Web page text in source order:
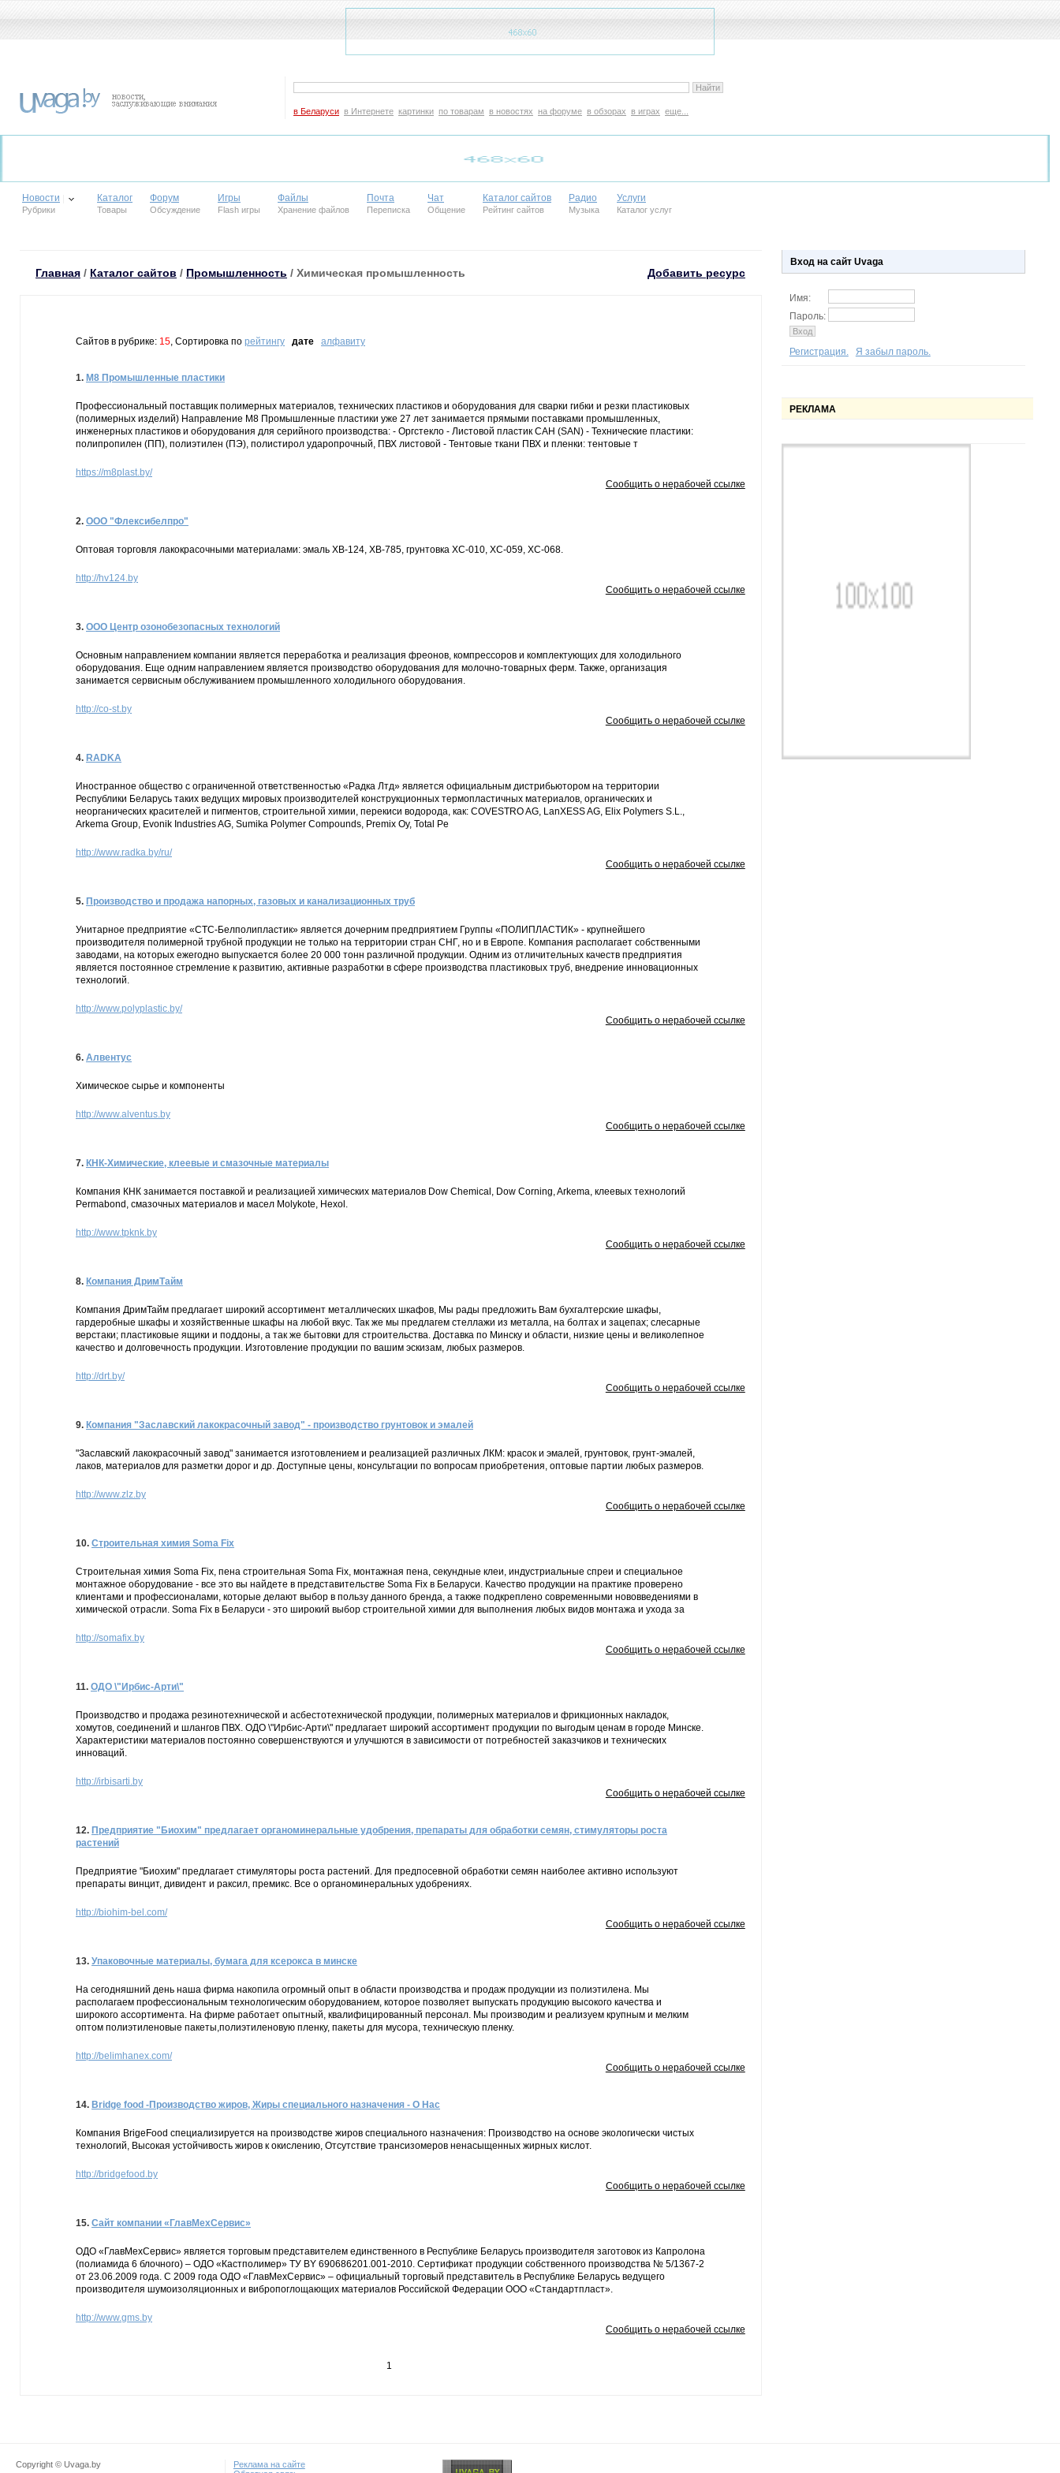
в Беларуси в Интернете картинки по товарам в новостях на форуме в обзорах в играх еще...
Новости
Рубрики
Каталог
Товары
Форум
Обсуждение
Игры
Flash игры
Файлы
Хранение файлов
Почта
Переписка
Чат
Общение
Каталог сайтов
Рейтинг сайтов
Радио
Музыка
Услуги
Каталог услуг
Главная / Каталог сайтов / Промышленность / Химическая промышленность Добавить ресурс
Сайтов в рубрике: 15, Сортировка по рейтингу дате алфавиту
1. М8 Промышленные пластики
Профессиональный поставщик полимерных материалов, технических пластиков и оборудования для сварки гибки и резки пластиковых
(полимерных изделий) Направление М8 Промышленные пластики уже 27 лет занимается прямыми поставками промышленных,
инженерных пластиков и оборудования для серийного производства: - Оргстекло - Листовой пластик САН (SAN) - Технические пластики:
полипропилен (ПП), полиэтилен (ПЭ), полистирол ударопрочный, ПВХ листовой - Тентовые ткани ПВХ и пленки: тентовые т
https://m8plast.by/
Сообщить о нерабочей ссылке
2. ООО "Флексибелпро"
Оптовая торговля лакокрасочными материалами: эмаль ХВ-124, ХВ-785, грунтовка ХС-010, ХС-059, ХС-068.
http://hv124.by
Сообщить о нерабочей ссылке
3. ООО Центр озонобезопасных технологий
Основным направлением компании является переработка и реализация фреонов, компрессоров и комплектующих для холодильного
оборудования. Еще одним направлением является производство оборудования для молочно-товарных ферм. Также, организация
занимается сервисным обслуживанием промышленного холодильного оборудования.
http://co-st.by
Сообщить о нерабочей ссылке
4. RADKA
Иностранное общество с ограниченной ответственностью «Радка Лтд» является официальным дистрибьютором на территории
Республики Беларусь таких ведущих мировых производителей конструкционных термопластичных материалов, органических и
неорганических красителей и пигментов, строительной химии, перекиси водорода, как: COVESTRO AG, LanXESS AG, Elix Polymers S.L.,
Arkema Group, Evonik Industries AG, Sumika Polymer Compounds, Premix Oy, Total Pe
http://www.radka.by/ru/
Сообщить о нерабочей ссылке
5. Производство и продажа напорных, газовых и канализационных труб
Унитарное предприятие «СТС-Белполипластик» является дочерним предприятием Группы «ПОЛИПЛАСТИК» - крупнейшего
производителя полимерной трубной продукции не только на территории стран СНГ, но и в Европе. Компания располагает собственными
заводами, на которых ежегодно выпускается более 20 000 тонн различной продукции. Одним из отличительных качеств предприятия
является постоянное стремление к развитию, активные разработки в сфере производства пластиковых труб, внедрение инновационных
технологий.
http://www.polyplastic.by/
Сообщить о нерабочей ссылке
6. Алвентус
Химическое сырье и компоненты
http://www.alventus.by
Сообщить о нерабочей ссылке
7. КНК-Химические, клеевые и смазочные материалы
Компания КНК занимается поставкой и реализацией химических материалов Dow Chemical, Dow Corning, Arkema, клеевых технологий
Permabond, смазочных материалов и масел Molykote, Hexol.
http://www.tpknk.by
Сообщить о нерабочей ссылке
8. Компания ДримТайм
Компания ДримТайм предлагает широкий ассортимент металлических шкафов, Мы рады предложить Вам бухгалтерские шкафы,
гардеробные шкафы и хозяйственные шкафы на любой вкус. Так же мы предлагем стеллажи из металла, на болтах и зацепах; слесарные
верстаки; пластиковые ящики и поддоны, а так же бытовки для строительства. Доставка по Минску и области, низкие цены и великолепное
качество и долговечность продукции. Изготовление продукции по вашим эскизам, любых размеров.
http://drt.by/
Сообщить о нерабочей ссылке
9. Компания "Заславский лакокрасочный завод" - производство грунтовок и эмалей
"Заславский лакокрасочный завод" занимается изготовлением и реализацией различных ЛКМ: красок и эмалей, грунтовок, грунт-эмалей,
лаков, материалов для разметки дорог и др. Доступные цены, консультации по вопросам приобретения, оптовые партии любых размеров.
http://www.zlz.by
Сообщить о нерабочей ссылке
10. Строительная химия Soma Fix
Строительная химия Soma Fix, пена строительная Soma Fix, монтажная пена, секундные клеи, индустриальные спреи и специальное
монтажное оборудование - все это вы найдете в представительстве Soma Fix в Беларуси. Качество продукции на практике проверено
клиентами и профессионалами, которые делают выбор в пользу данного бренда, а также подкреплено современными нововведениями в
химической отрасли. Soma Fix в Беларуси - это широкий выбор строительной химии для выполнения любых видов монтажа и ухода за
http://somafix.by
Сообщить о нерабочей ссылке
11. ОДО \"Ирбис-Арти\"
Производство и продажа резинотехнической и асбестотехнической продукции, полимерных материалов и фрикционных накладок,
хомутов, соединений и шлангов ПВХ. ОДО \"Ирбис-Арти\" предлагает широкий ассортимент продукции по выгодым ценам в городе Минске.
Характеристики материалов постоянно совершенствуются и улучшются в зависимости от потребностей заказчиков и технических
инноваций.
http://irbisarti.by
Сообщить о нерабочей ссылке
12. Предприятие "Биохим" предлагает органоминеральные удобрения, препараты для обработки семян, стимуляторы роста
растений
Предприятие "Биохим" предлагает стимуляторы роста растений. Для предпосевной обработки семян наиболее активно используют
препараты винцит, дивидент и раксил, премикс. Все о органоминеральных удобрениях.
http://biohim-bel.com/
Сообщить о нерабочей ссылке
13. Упаковочные материалы, бумага для ксерокса в минске
На сегодняшний день наша фирма накопила огромный опыт в области производства и продаж продукции из полиэтилена. Мы
располагаем профессиональным технологическим оборудованием, которое позволяет выпускать продукцию высокого качества и
широкого ассортимента. На фирме работает опытный, квалифицированный персонал. Мы производим и реализуем крупным и мелким
оптом полиэтиленовые пакеты,полиэтиленовую пленку, пакеты для мусора, техническую пленку.
http://belimhanex.com/
Сообщить о нерабочей ссылке
14. Bridge food -Производство жиров, Жиры специального назначения - О Нас
Компания BrigeFood специализируется на производстве жиров специального назначения: Производство на основе экологически чистых
технологий, Высокая устойчивость жиров к окислению, Отсутствие трансизомеров ненасыщенных жирных кислот.
http://bridgefood.by
Сообщить о нерабочей ссылке
15. Сайт компании «ГлавМехСервис»
ОДО «ГлавМехСервис» является торговым представителем единственного в Республике Беларусь производителя заготовок из Капролона
(полиамида 6 блочного) – ОДО «Кастполимер» ТУ BY 690686201.001-2010. Сертификат продукции собственного производства № 5/1367-2
от 23.06.2009 года. С 2009 года ОДО «ГлавМехСервис» – официальный торговый представитель в Республике Беларусь ведущего
производителя шумоизоляционных и вибропоглощающих материалов Российской Федерации ООО «Стандартпласт».
http://www.gms.by
Сообщить о нерабочей ссылке
1
Вход на сайт Uvaga
Имя:
Пароль:
Регистрация. Я забыл пароль.
РЕКЛАМА
Copyright © Uvaga.by
Реклама на сайте